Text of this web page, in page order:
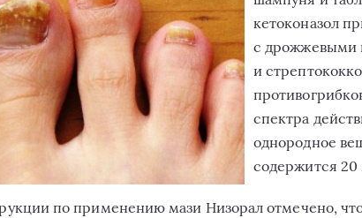
кетоконазол
с дрожжевыми
и
спектра
однородное
содержится 20
по применению мази Низорал отмечено,